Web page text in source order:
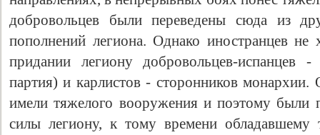
добровольцев были переведены сюда из
пополнений легиона. Однако иностранцев
придании легиону добровольцев-испанцев -
партия) и карлистов - сторонников
имели тяжелого вооружения и поэтому были
силы легиону, к тому времени обладавшему